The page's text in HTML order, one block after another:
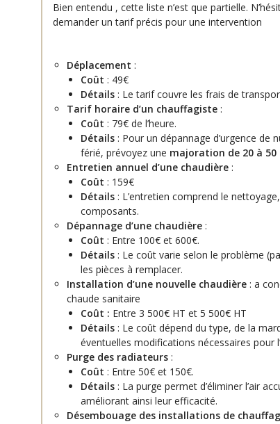
Bien entendu , cette liste n’est que partielle.
demander un tarif précis pour une intervention
Déplacement :
Coût : 49€
Détails : Le tarif couvre les frais de
Tarif horaire d’un chauffagiste :
Coût : 79€ de l’heure.
Détails : Pour un dépannage d’urgence
férié, prévoyez une majoration de 20 à 50
Entretien annuel d’une chaudière :
Coût : 159€
Détails : L’entretien comprend le
composants.
Dépannage d’une chaudière :
Coût : Entre 100€ et 600€.
Détails : Le coût varie selon le problème
les pièces à remplacer.
Installation d’une nouvelle chaudière : a
chaude sanitaire
Coût : Entre 3 500€ HT et 5 500€ HT
Détails : Le coût dépend du type, de la
éventuelles modifications nécessaires pour
Purge des radiateurs :
Coût : Entre 50€ et 150€.
Détails : La purge permet d’éliminer l’air
améliorant ainsi leur efficacité.
Désembouage des installations de